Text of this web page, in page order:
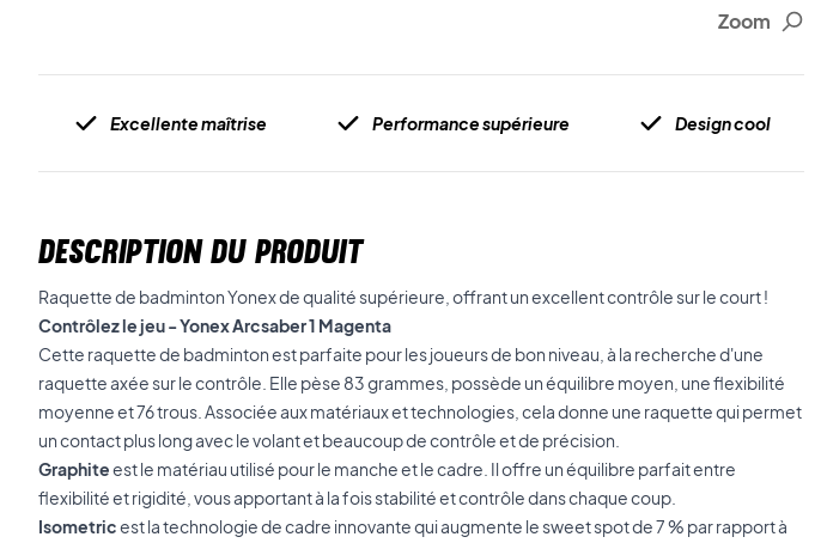
Zoom
Excellente maîtrise Performance supérieure Design cool
DESCRIPTION DU PRODUIT
Raquette de badminton Yonex de qualité supérieure, offrant un excellent contrôle sur le court !
Contrôlez le jeu - Yonex Arcsaber 1 Magenta
Cette raquette de badminton est parfaite pour les joueurs de bon niveau, à la recherche d'une
raquette axée sur le contrôle. Elle pèse 83 grammes, possède un équilibre moyen, une flexibilité
moyenne et 76 trous. Associée aux matériaux et technologies, cela donne une raquette qui permet
un contact plus long avec le volant et beaucoup de contrôle et de précision.
Graphiteest le matériau utilisé pour le manche et le cadre. Il offre un équilibre parfait entre
flexibilité et rigidité, vous apportant à la fois stabilité et contrôle dans chaque coup.
Isometricest la technologie de cadre innovante qui augmente le sweet spot de 7 % par rapport à